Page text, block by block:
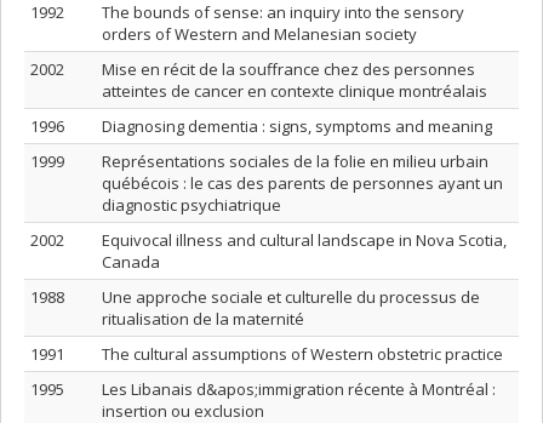
1992
The bounds of sense: an inquiry into the sensory
orders of Western and Melanesian society
2002
Mise en récit de la souffrance chez des personnes
atteintes de cancer en contexte clinique montréalais
1996
Diagnosing dementia : signs, symptoms and meaning
1999
Représentations sociales de la folie en milieu urbain
québécois : le cas des parents de personnes ayant un
diagnostic psychiatrique
2002
Equivocal illness and cultural landscape in Nova Scotia,
Canada
1988
Une approche sociale et culturelle du processus de
ritualisation de la maternité
1991
The cultural assumptions of Western obstetric practice
1995
Les Libanais d&apos;immigration récente à Montréal :
insertion ou exclusion